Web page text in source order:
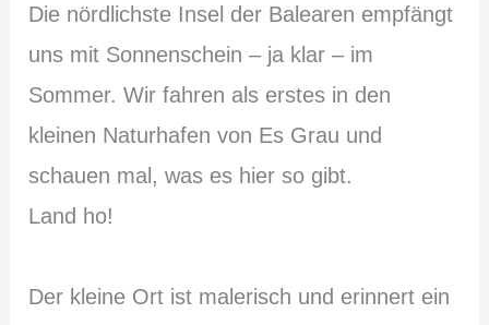
Die nördlichste Insel der Balearen empfängt
uns mit Sonnenschein – ja klar – im
Sommer. Wir fahren als erstes in den
kleinen Naturhafen von Es Grau und
schauen mal, was es hier so gibt.
Land ho!
Der kleine Ort ist malerisch und erinnert ein